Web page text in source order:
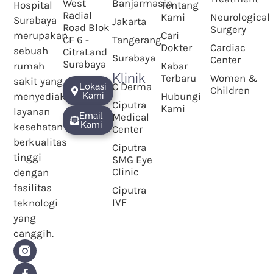
Hospital
Surabaya
merupakan
sebuah
rumah
sakit yang
menyediakan
layanan
kesehatan
berkualitas
tinggi
dengan
fasilitas
teknologi
yang
canggih.
F
a
Y
o
Neurological
Surgery
Cardiac
Center
Women &
Children
Tentang
Kami
Cari
Dokter
Kabar
Terbaru
Hubungi
Kami
Banjarmasin
Jakarta
Tangerang
Surabaya
Klinik
C Derma
Ciputra
Medical
Center
Ciputra
SMG Eye
Clinic
Ciputra
IVF
West
Radial
Road Blok
CF 6 -
CitraLand
Surabaya
Lokasi
Kami
Email
Kami